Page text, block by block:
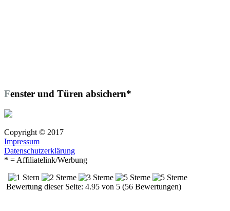
Fenster und Türen absichern*
Copyright © 2017
Impressum
Datenschutzerklärung
* = Affiliatelink/Werbung
Bewertung dieser Seite: 4.95 von 5 (56 Bewertungen)